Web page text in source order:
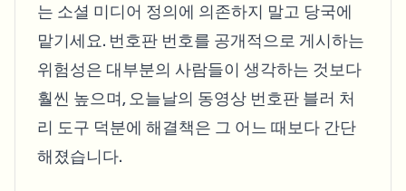
는 소셜 미디어 정의에 의존하지 말고 당국에
맡기세요. 번호판 번호를 공개적으로 게시하는
위험성은 대부분의 사람들이 생각하는 것보다
훨씬 높으며, 오늘날의 동영상 번호판 블러 처
리 도구 덕분에 해결책은 그 어느 때보다 간단
해졌습니다.